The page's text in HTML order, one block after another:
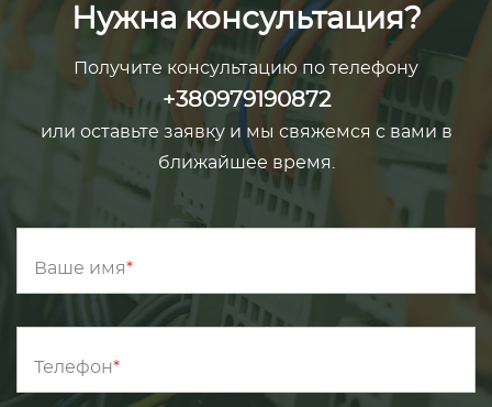
Нужна консультация?
Получите консультацию по телефону
+380979190872
или оставьте заявку и мы свяжемся с вами в
ближайшее время.
Ваше имя
Телефон